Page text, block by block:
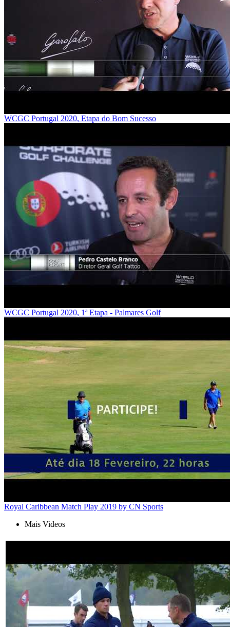
WCGC Portugal 2020, Etapa do Bom Sucesso
WCGC Portugal 2020, 1ª Etapa - Palmares Golf
Royal Caribbean Match Play 2019 by CN Sports
Mais Videos